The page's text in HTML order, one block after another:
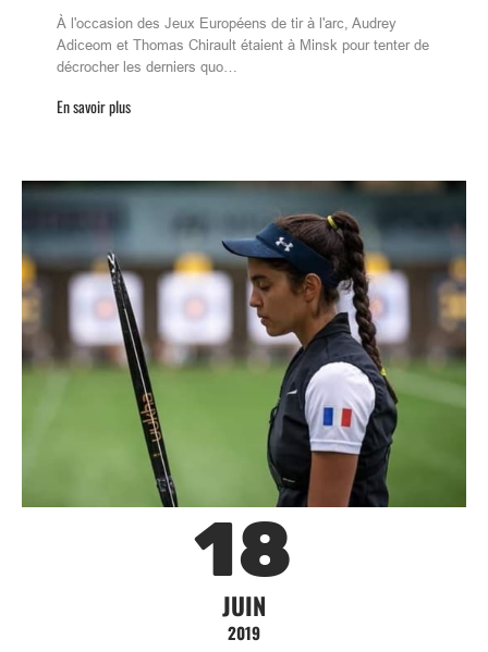
À l'occasion des Jeux Européens de tir à l'arc, Audrey
Adiceom et Thomas Chirault étaient à Minsk pour tenter de
décrocher les derniers quo…
En savoir plus
18
JUIN
2019